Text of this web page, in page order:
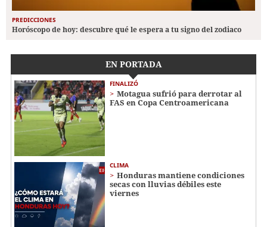
PREDICCIONES
Horóscopo de hoy: descubre qué le espera a tu signo del zodiaco
EN PORTADA
FINALIZÓ
Motagua sufrió para derrotar al
FAS en Copa Centroamericana
CLIMA
Honduras mantiene condiciones
secas con lluvias débiles este
viernes